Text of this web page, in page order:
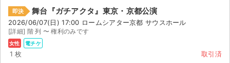
よくある質問
お知らせ
即決 舞台『ガチアクタ』東京・京都公演
2026/06/07(日) 17:00 ロームシアター京都 サウスホール
[詳細] 階 列 〜 権利のみです
女性 電チケ
1 枚 取引済